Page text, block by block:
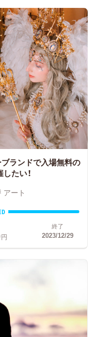
ランドで入場無料の
たい！
アート
円
終了
2023/12/29